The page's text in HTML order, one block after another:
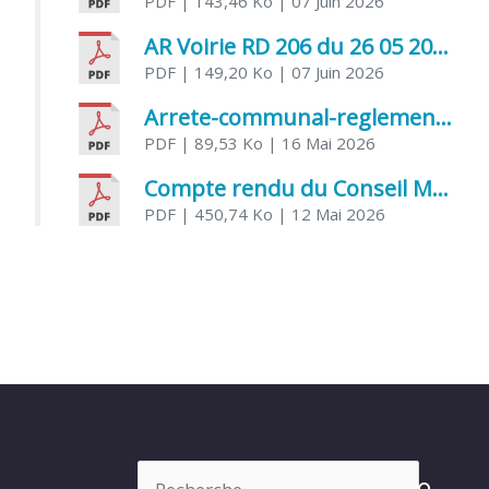
AR Voirie RD 206 du 26 05 2026
PDF | 149,20 Ko | 07 Juin 2026
Arrete-communal-reglemenatnt-des-bruits-de-voisinage-et-des-activites-bruyantes
PDF | 89,53 Ko | 16 Mai 2026
Compte rendu du Conseil Municipal du 06 mai 2026
PDF | 450,74 Ko | 12 Mai 2026